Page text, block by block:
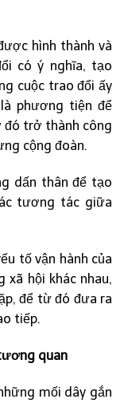
hình thành và
có ý nghĩa, tạo
cuộc trao đổi ấy
phương tiện để
đó trở thành công
cộng đoàn.
dấn thân để tạo
tương tác giữa
tố vận hành của
hội khác nhau,
để từ đó đưa ra
tiếp.
quan
mối dây gắn